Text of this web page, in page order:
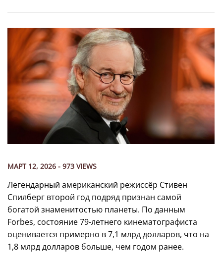
МАРТ 12, 2026 - 973 VIEWS
Легендарный американский режиссёр Стивен
Спилберг второй год подряд признан самой
богатой знаменитостью планеты. По данным
Forbes, состояние 79-летнего кинематографиста
оценивается примерно в 7,1 млрд долларов, что на
1,8 млрд долларов больше, чем годом ранее.